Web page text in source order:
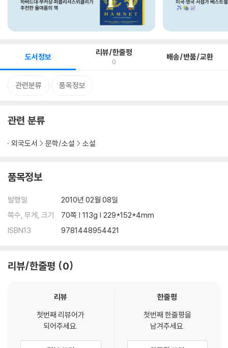
도서정보 리뷰/한줄평
0 배송/반품/교환
관련분류 품목정보
관련 분류
외국도서 문학/소설 소설
품목정보
발행일
2010년 02월 08일
쪽수, 무게, 크기
70쪽 | 113g | 229*152*4mm
ISBN13
9781448954421
리뷰/한줄평 0
리뷰
첫번째 리뷰어가
되어주세요.
한줄평
첫번째 한줄평을
남겨주세요.